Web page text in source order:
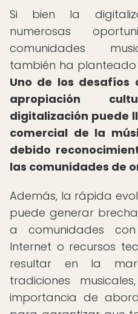
Si bien la
numerosas
comunidades
también ha planteado
Uno de los desafíos
apropiación
digitalización puede
comercial de la
debido
las comunidades de
Además, la rápida
puede generar
a comunidades
Internet o recursos
resultar en la
tradiciones
importancia de